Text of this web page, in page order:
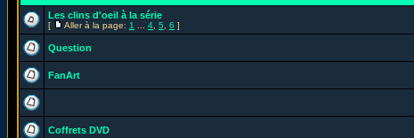
Les clins d'oeil à la série
[ Aller à la page: 1 4 5 6 ]
Question
FanArt
Coffrets DVD